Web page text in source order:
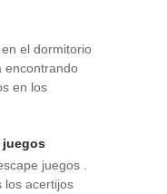
el dormitorio
encontrando
en los
juegos
juegos .
los acertijos